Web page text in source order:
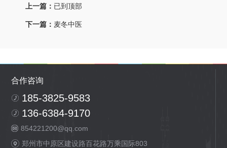
上一篇： 已到顶部
下一篇： 麦冬中医
合作咨询
185-3825-9583
136-6384-9170
854221200@qq.com
郑州市中原区建设路百花路万乘国际803